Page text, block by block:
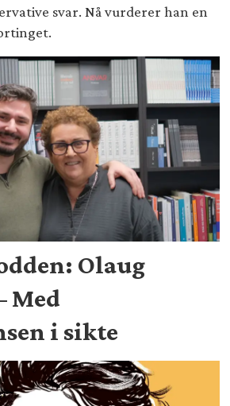
svar. Nå vurderer han en
Olaug
Med
i sikte